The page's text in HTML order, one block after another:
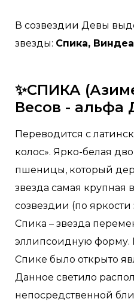
В созвездии Девы
звезды: Спика,
✨СПИКА
Весов - альфа
Переводится с
колос». Ярко-белая
пшеницы, который
звезда самая крупная
созвездии (по яркости
Спика – звезда
эллипсоидную форму.
Спике было открыто
Данное светило
непосредственной